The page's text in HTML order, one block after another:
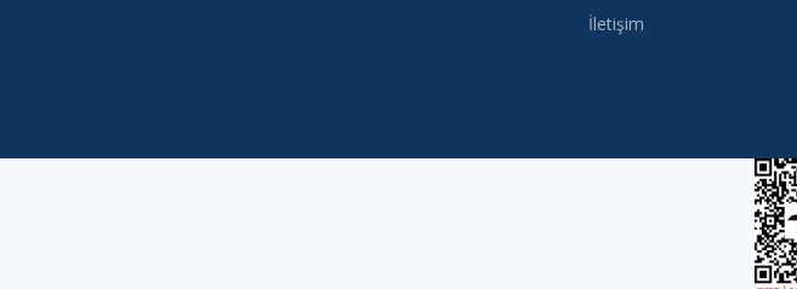
İletişim